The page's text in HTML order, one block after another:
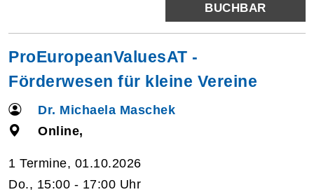
BUCHBAR
ProEuropeanValuesAT -
Förderwesen für kleine Vereine
Dr. Michaela Maschek
Online,
1 Termine, 01.10.2026
Do., 15:00 - 17:00 Uhr